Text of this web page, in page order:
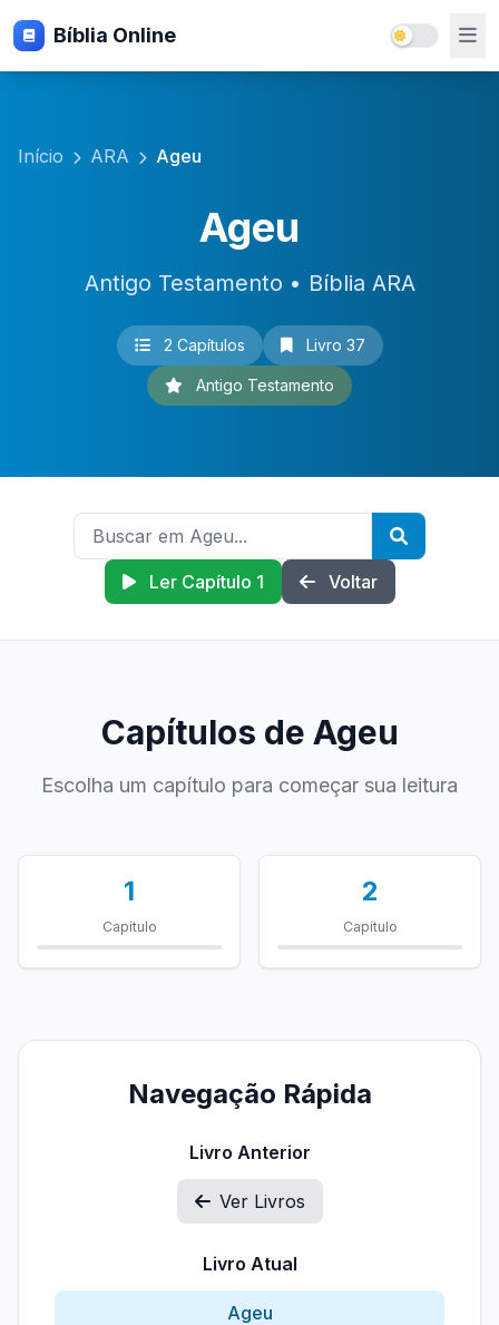
Bíblia Online
Início ARA Ageu
Ageu
Antigo Testamento • Bíblia ARA
2 Capítulos Livro 37
Antigo Testamento
Ler Capítulo 1 Voltar
Capítulos de Ageu
Escolha um capítulo para começar sua leitura
1
Capítulo
2
Capítulo
Navegação Rápida
Livro Anterior
Ver Livros
Livro Atual
Ageu